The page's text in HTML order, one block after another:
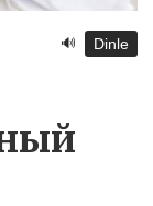
🔊 Dinle